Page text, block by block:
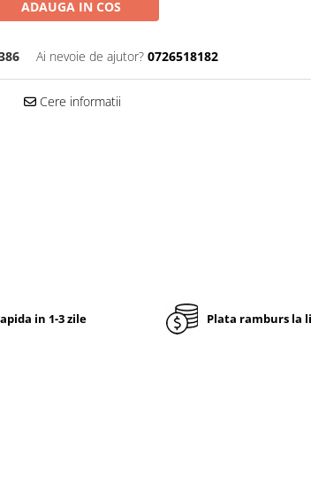
ADAUGA IN COS
Ai nevoie de ajutor? 0726518182
Cere informatii
in 1-3 zile Plata ramburs la